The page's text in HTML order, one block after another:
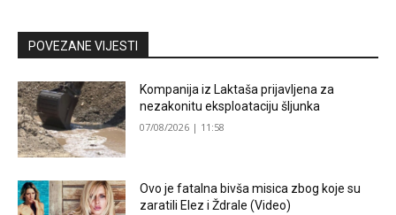
POVEZANE VIJESTI
Kompanija iz Laktaša prijavljena za
nezakonitu eksploataciju šljunka
07/08/2026 | 11:58
Ovo je fatalna bivša misica zbog koje su
zaratili Elez i Ždrale (Video)